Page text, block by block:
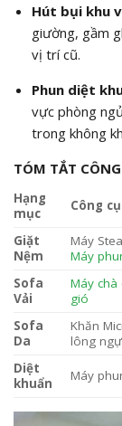
Hút bụi khu
giường, gầm
vị trí cũ.
Phun diệt
vực phòng
trong không
TÓM TẮT
Hạng
mục
Công
Giặt
Nệm
Máy
Máy
Sofa
Vải
Máy chà
gió
Sofa
Da
Khăn
lông
Diệt
khuẩn
Máy